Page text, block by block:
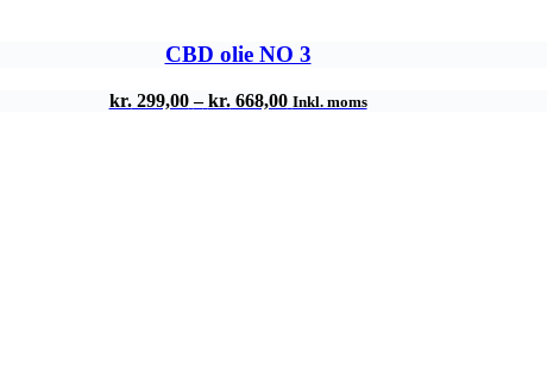
CBD olie NO 3
kr.299,00 – kr.668,00Prisinterval:
Inkl. moms